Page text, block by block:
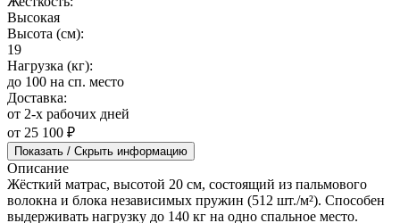
Высокая
Высота (см):
19
Нагрузка (кг):
до 100 на сп. место
Доставка:
от 2-х рабочих дней
от 25 100 ₽
Показать / Скрыть информацию
Описание
Жёсткий матрас, высотой 20 см, состоящий из пальмового
волокна и блока независимых пружин (512 шт./м²). Способен
выдерживать нагрузку до 140 кг на одно спальное место.